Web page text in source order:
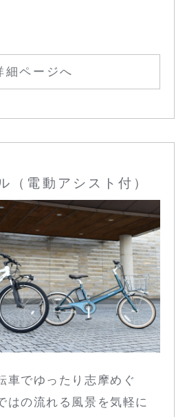
細ページへ
（電動アシスト付）
車でゆったり志摩めぐ
はの流れる風景を気軽に